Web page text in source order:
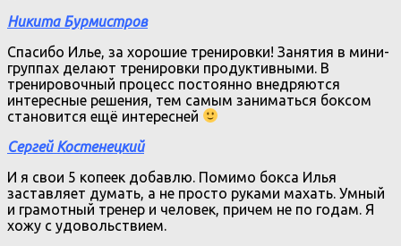
Никита Бурмистров
Спасибо Илье, за хорошие тренировки! Занятия в мини-
группах делают тренировки продуктивными. В
тренировочный процесс постоянно внедряются
интересные решения, тем самым заниматься боксом
становится ещё интересней
Сергей Костенецкий
И я свои 5 копеек добавлю. Помимо бокса Илья
заставляет думать, а не просто руками махать. Умный
и грамотный тренер и человек, причем не по годам. Я
хожу с удовольствием.